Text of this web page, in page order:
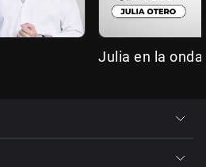
Julia en la onda